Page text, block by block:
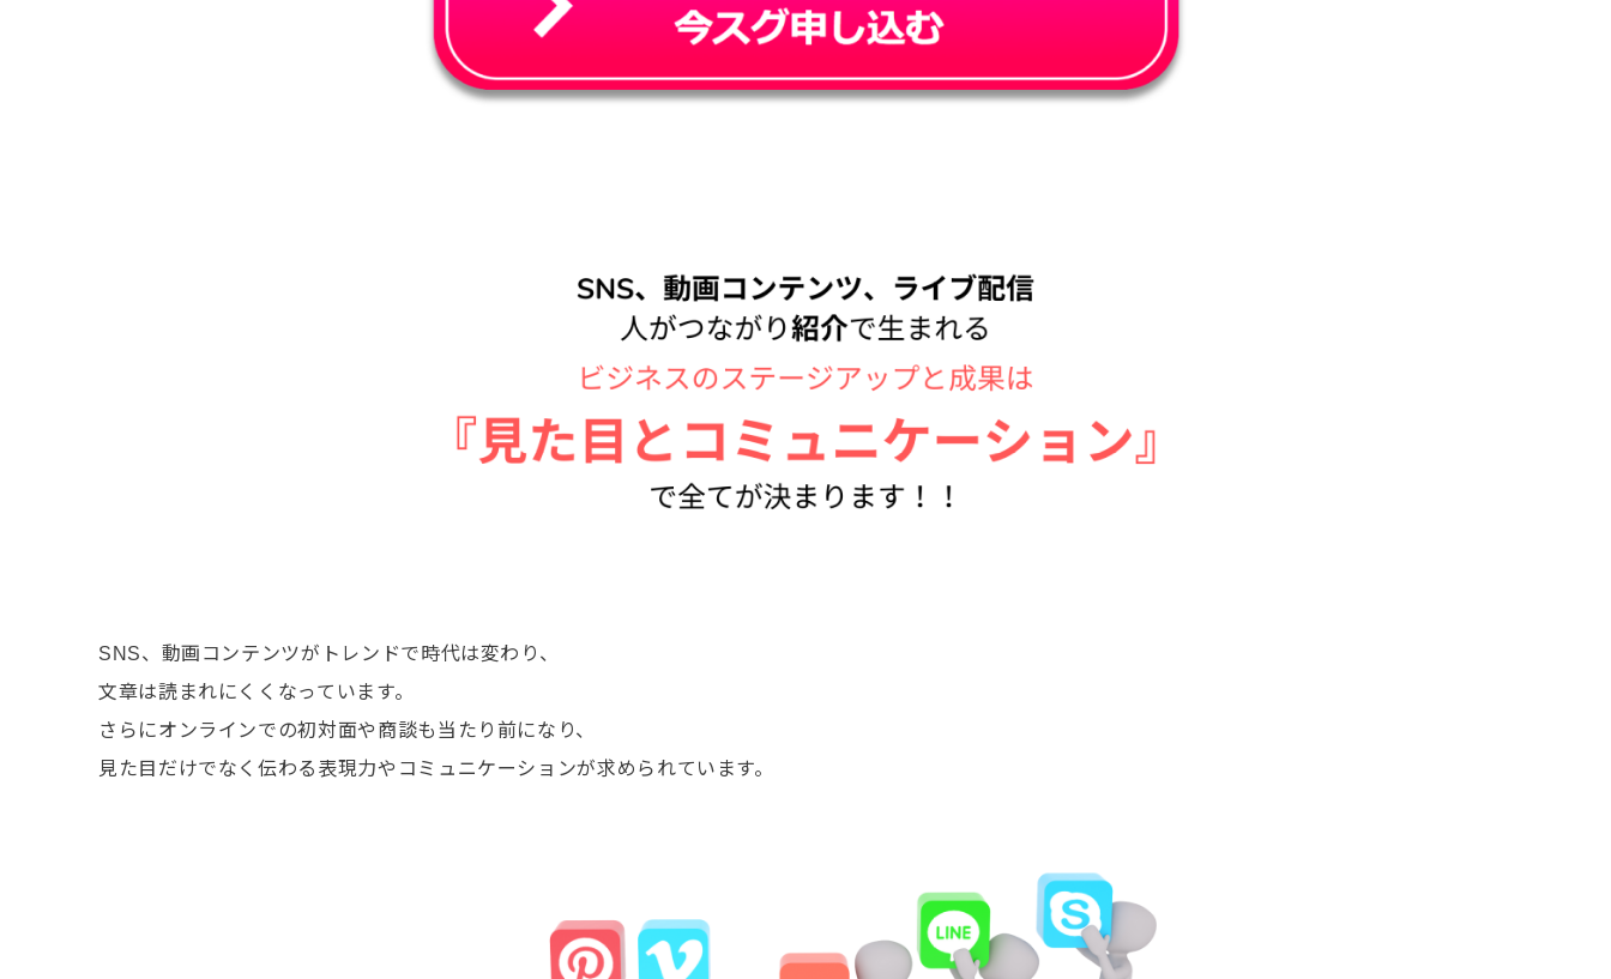
SNS、動画コンテンツがトレンドで時代は変わり、
文章は読まれにくくなっています。
さらにオンラインでの初対面や商談も当たり前になり、
見た目だけでなく伝わる表現力やコミュニケーションが求められています。